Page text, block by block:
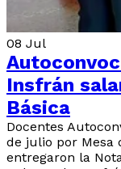
08 Jul
Insfrán
Básica
Docentes
de julio por Mesa
entregaron la